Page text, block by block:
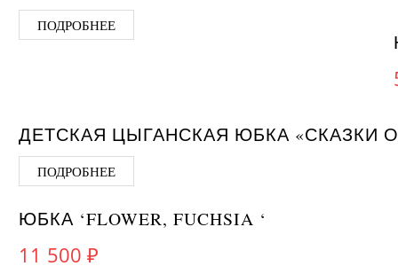
ПОДРОБНЕЕ
ДЕТСКАЯ ЦЫГАНСКАЯ ЮБКА «СКАЗКИ
ПОДРОБНЕЕ
ЮБКА ‘FLOWER, FUCHSIA ‘
11 500 ₽